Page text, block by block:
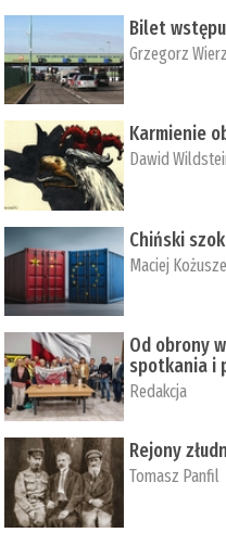
Bilet
Grzegorz
Karmienie
Dawid
Chiński
Maciej
Od obrony
spotkania i
Redakcja
Rejony
Tomasz Panfil